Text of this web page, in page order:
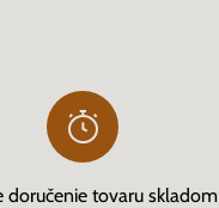
doručenie tovaru skladom